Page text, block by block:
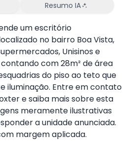
Resumo IA
um escritório
no bairro Boa Vista,
Unisinos e
com 28m² de área
do piso ao teto que
iluminação. Entre em contato
e saiba mais sobre esta
meramente ilustrativas
a unidade anunciada.
margem aplicada.